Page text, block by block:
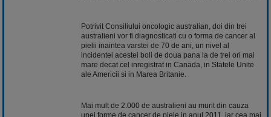
Potrivit Consiliului oncologic australian, doi din trei
australieni vor fi diagnosticati cu o forma de cancer al
pielii inaintea varstei de 70 de ani, un nivel al
incidentei acestei boli de doua pana la de trei ori mai
mare decat cel inregistrat in Canada, in Statele Unite
ale Americii si in Marea Britanie.
Mai mult de 2.000 de australieni au murit din cauza
unei forme de cancer de piele in anul 2011, iar cea mai